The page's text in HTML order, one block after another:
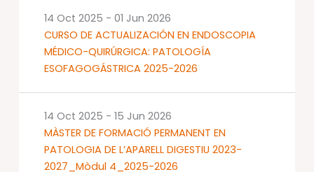
CURSO DE ACTUALIZACIÓN EN ENDOSCOPIA
MÉDICO-QUIRÚRGICA: PATOLOGÍA
ESOFAGOGÁSTRICA 2025-2026
14 Oct 2025 - 01 Jun 2026
MÀSTER DE FORMACIÓ PERMANENT EN
PATOLOGIA DE L’APARELL DIGESTIU 2023-
2027_Mòdul 4_2025-2026
14 Oct 2025 - 15 Jun 2026